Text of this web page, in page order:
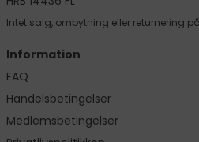
Intet salg, ombytning eller returnering
Information
FAQ
Handelsbetingelser
Medlemsbetingelser